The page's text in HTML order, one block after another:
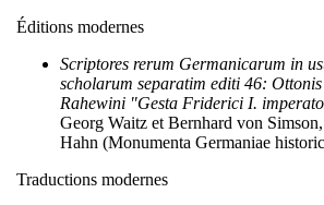
Éditions modernes
Scriptores rerum Germanicarum in
scholarum separatim editi 46: Ottonis
Rahewini "Gesta Friderici I.
Georg Waitz et Bernhard von
Hahn (Monumenta Germaniae
Traductions modernes